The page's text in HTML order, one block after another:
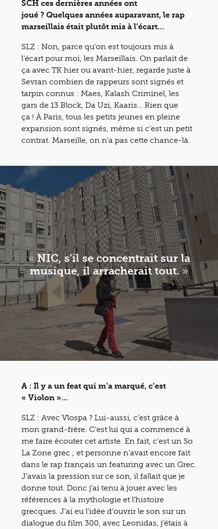
SCH ces dernières années ont
joué ? Quelques années auparavant, le rap
marseillais était plutôt mis à l’écart…
SLZ : Non, parce qu’on est toujours mis à
l’écart pour moi, les Marseillais. On parlait de
ça avec TK hier ou avant-hier, regarde juste à
Sevran combien de rappeurs sont signés et
tarpin connus : Maes, Kalash Criminel, les
gars de 13 Block, Da Uzi, Kaaris… Rien que
ça ! À Paris, tous les petits jeunes en pleine
expansion sont signés, même si c’est un petit
contrat. Marseille, on n’a pas cette chance-là.
« NIC, s’il se concentrait sur la
musique, il arracherait tout.»
A : Il y a un feat qui m’a marqué, c’est
« Violon »…
SLZ : Avec Vlospa ? Lui-aussi, c’est grâce à
mon grand-frère. C’est lui qui a commencé à
me faire écouter cet artiste. En fait, c’est un So
La Zone grec ; et personne n’avait encore fait
dans le rap français un featuring avec un Grec.
J’avais la pression sur ce son, il fallait que je
donne tout. Donc j’ai tenu à jouer avec les
références à la mythologie et l’histoire
grecques. J’ai eu l’idée d’ouvrir le son sur un
dialogue du film 300, avec Leonidas, j’étais à